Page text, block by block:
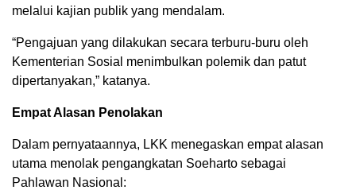
melalui kajian publik yang mendalam.
“Pengajuan yang dilakukan secara terburu-buru oleh
Kementerian Sosial menimbulkan polemik dan patut
dipertanyakan,” katanya.
Empat Alasan Penolakan
Dalam pernyataannya, LKK menegaskan empat alasan
utama menolak pengangkatan Soeharto sebagai
Pahlawan Nasional: